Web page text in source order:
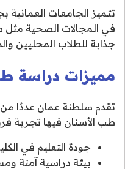
تتميز الجامعات العمانية
في المجالات الصحية مثل
جذابة للطلاب المحليين
مميزات دراسة
تقدم سلطنة عمان عددًا
طب الأسنان فيها تجربة
جودة التعليم في
بيئة دراسية آمنة